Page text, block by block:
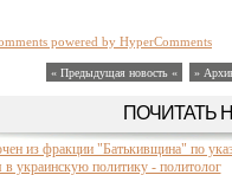
powered by HyperComments
« Предыдущая новость « »
ПОЧИТАТЬ
из фракции "Батькивщина" по
украинскую политику - политолог